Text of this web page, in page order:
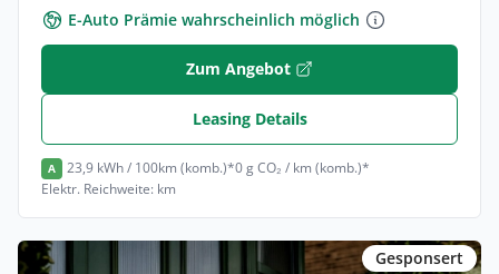
E-Auto Prämie wahrscheinlich möglich
Zum Angebot
Leasing Details
A 23,9 kWh / 100km (komb.)*0 g CO₂ / km (komb.)*
Elektr. Reichweite: km
Gesponsert